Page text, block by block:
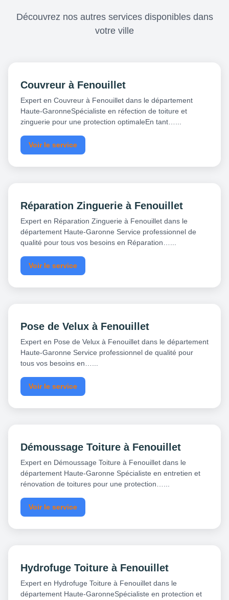
Découvrez nos autres services disponibles dans
votre ville
Couvreur à Fenouillet
Expert en Couvreur à Fenouillet dans le département
Haute-GaronneSpécialiste en réfection de toiture et
zinguerie pour une protection optimaleEn tant…...
Voir le service
Réparation Zinguerie à Fenouillet
Expert en Réparation Zinguerie à Fenouillet dans le
département Haute-Garonne Service professionnel de
qualité pour tous vos besoins en Réparation…...
Voir le service
Pose de Velux à Fenouillet
Expert en Pose de Velux à Fenouillet dans le département
Haute-Garonne Service professionnel de qualité pour
tous vos besoins en…...
Voir le service
Démoussage Toiture à Fenouillet
Expert en Démoussage Toiture à Fenouillet dans le
département Haute-Garonne Spécialiste en entretien et
rénovation de toitures pour une protection…...
Voir le service
Hydrofuge Toiture à Fenouillet
Expert en Hydrofuge Toiture à Fenouillet dans le
département Haute-GaronneSpécialiste en protection et